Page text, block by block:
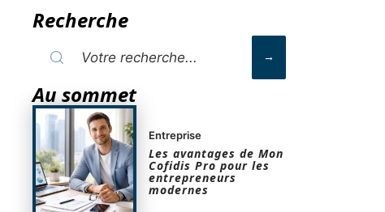
Recherche
Au sommet
Entreprise
Les avantages de Mon
Cofidis Pro pour les
entrepreneurs
modernes